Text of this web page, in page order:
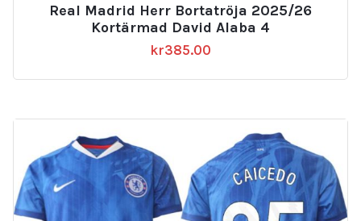
Real Madrid Herr Bortatröja 2025/26
Kortärmad David Alaba 4
kr385.00